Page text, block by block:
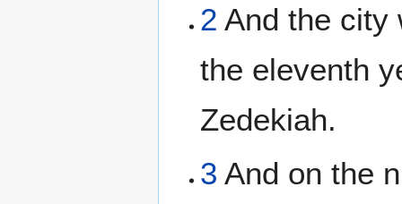
2 And the city
the eleventh
Zedekiah.
3 And on the